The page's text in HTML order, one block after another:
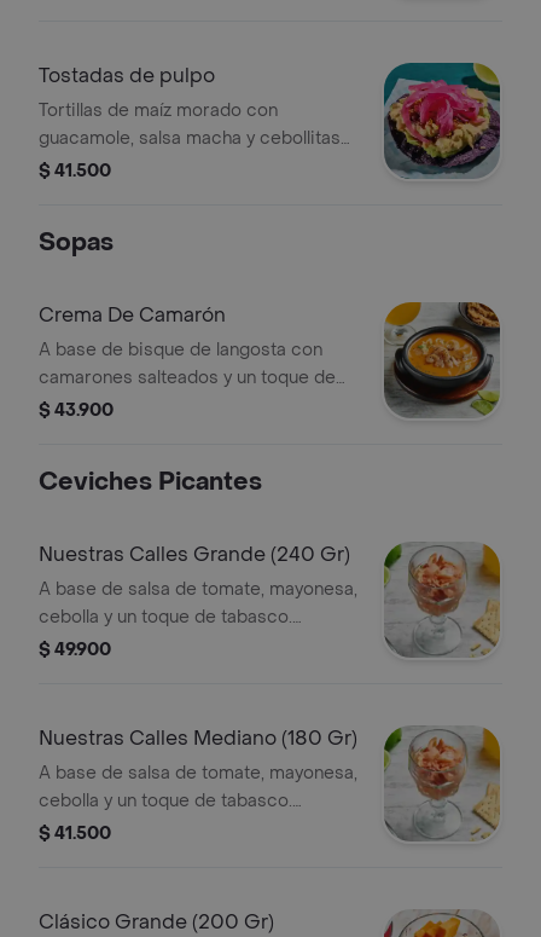
Tostadas de pulpo
Tortillas de maíz morado con
guacamole, salsa macha y cebollitas
encurtidas (2 Unidades)
$ 41.500
Sopas
Crema De Camarón
A base de bisque de langosta con
camarones salteados y un toque de
crema
$ 43.900
Ceviches Picantes
Nuestras Calles Grande (240 Gr)
A base de salsa de tomate, mayonesa,
cebolla y un toque de tabasco.
Acompañado de galletas saltina.
$ 49.900
Nuestras Calles Mediano (180 Gr)
A base de salsa de tomate, mayonesa,
cebolla y un toque de tabasco.
Acompañado de galletas saltina.
$ 41.500
Clásico Grande (200 Gr)